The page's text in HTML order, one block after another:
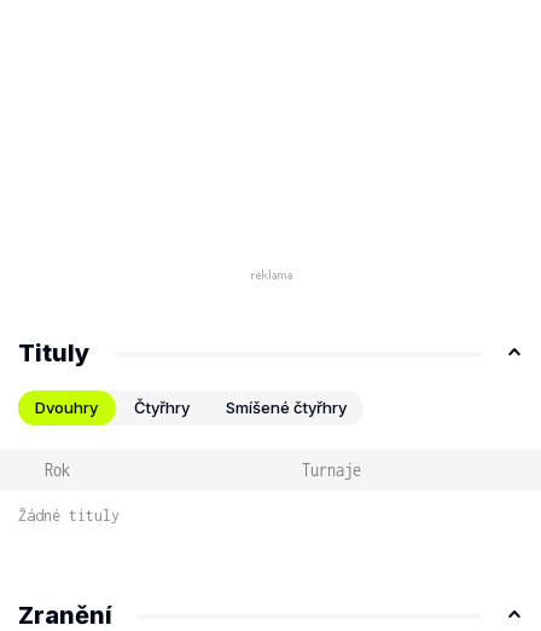
Tituly
Dvouhry Čtyřhry Smíšené čtyřhry
Rok Turnaje
Žádné tituly
Zranění